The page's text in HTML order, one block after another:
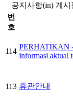
공지사항(in) 게
번
호
114
PERHATIKAN -
informasi aktual
113 휴관안내